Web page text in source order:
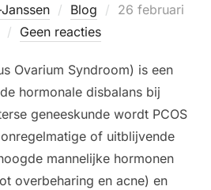
Blog
Geplaatst
26 februari
Geen reacties
Ovarium Syndroom) is een
hormonale disbalans bij
geneeskunde wordt PCOS
of uitblijvende
mannelijke hormonen
overbeharing en acne) en